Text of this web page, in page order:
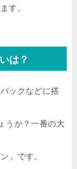
す。
は？
ックなどに搭
うか？一番の大
」です。